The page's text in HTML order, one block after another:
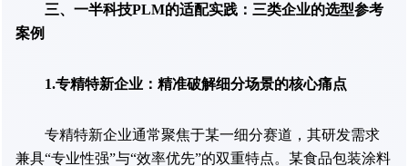
三、一半科技PLM的适配实践：三类企业的选型参考
案例
1.专精特新企业：精准破解细分场景的核心痛点
专精特新企业通常聚焦于某一细分赛道，其研发需求
兼具“专业性强”与“效率优先”的双重特点。某食品包装涂料